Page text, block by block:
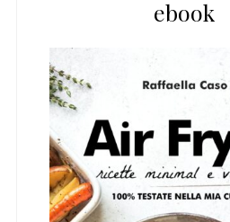
ebook